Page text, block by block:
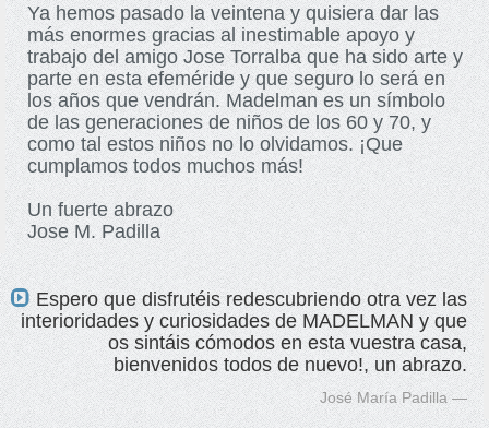
Ya hemos pasado la veintena y quisiera dar las
más enormes gracias al inestimable apoyo y
trabajo del amigo Jose Torralba que ha sido arte y
parte en esta efeméride y que seguro lo será en
los años que vendrán. Madelman es un símbolo
de las generaciones de niños de los 60 y 70, y
como tal estos niños no lo olvidamos. ¡Que
cumplamos todos muchos más!
Un fuerte abrazo
Jose M. Padilla
Espero que disfrutéis redescubriendo otra vez las
interioridades y curiosidades de MADELMAN y que
os sintáis cómodos en esta vuestra casa,
bienvenidos todos de nuevo!, un abrazo.
José María Padilla